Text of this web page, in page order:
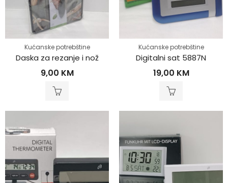
Kućanske potrebštine
Daska za rezanje i nož
9,00 KM
Kućanske potrebštine
Digitalni sat 5887N
19,00 KM